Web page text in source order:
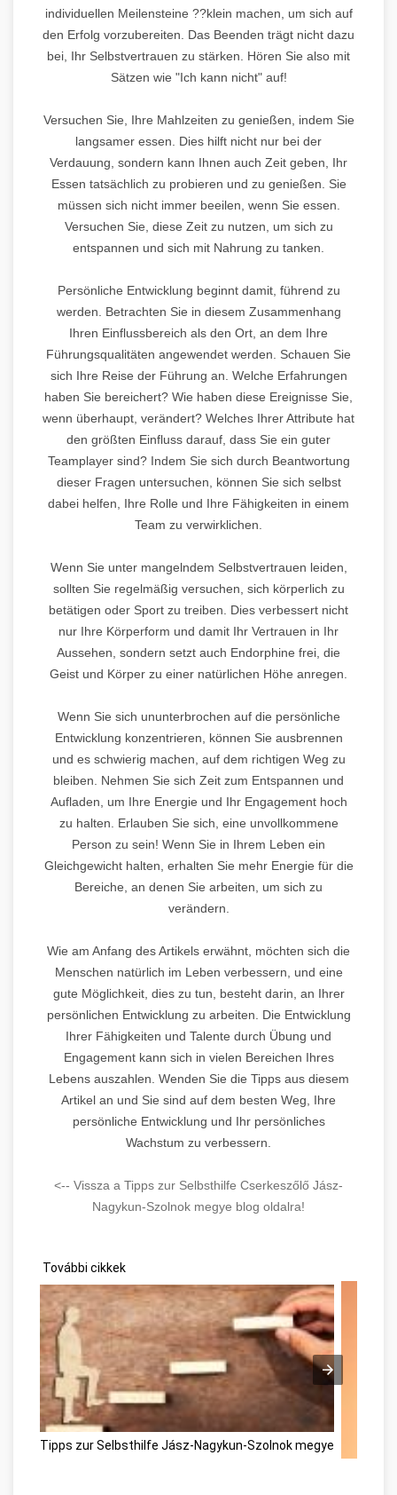
individuellen Meilensteine ??klein machen, um sich auf
den Erfolg vorzubereiten. Das Beenden trägt nicht dazu
bei, Ihr Selbstvertrauen zu stärken. Hören Sie also mit
Sätzen wie "Ich kann nicht" auf!
Versuchen Sie, Ihre Mahlzeiten zu genießen, indem Sie
langsamer essen. Dies hilft nicht nur bei der
Verdauung, sondern kann Ihnen auch Zeit geben, Ihr
Essen tatsächlich zu probieren und zu genießen. Sie
müssen sich nicht immer beeilen, wenn Sie essen.
Versuchen Sie, diese Zeit zu nutzen, um sich zu
entspannen und sich mit Nahrung zu tanken.
Persönliche Entwicklung beginnt damit, führend zu
werden. Betrachten Sie in diesem Zusammenhang
Ihren Einflussbereich als den Ort, an dem Ihre
Führungsqualitäten angewendet werden. Schauen Sie
sich Ihre Reise der Führung an. Welche Erfahrungen
haben Sie bereichert? Wie haben diese Ereignisse Sie,
wenn überhaupt, verändert? Welches Ihrer Attribute hat
den größten Einfluss darauf, dass Sie ein guter
Teamplayer sind? Indem Sie sich durch Beantwortung
dieser Fragen untersuchen, können Sie sich selbst
dabei helfen, Ihre Rolle und Ihre Fähigkeiten in einem
Team zu verwirklichen.
Wenn Sie unter mangelndem Selbstvertrauen leiden,
sollten Sie regelmäßig versuchen, sich körperlich zu
betätigen oder Sport zu treiben. Dies verbessert nicht
nur Ihre Körperform und damit Ihr Vertrauen in Ihr
Aussehen, sondern setzt auch Endorphine frei, die
Geist und Körper zu einer natürlichen Höhe anregen.
Wenn Sie sich ununterbrochen auf die persönliche
Entwicklung konzentrieren, können Sie ausbrennen
und es schwierig machen, auf dem richtigen Weg zu
bleiben. Nehmen Sie sich Zeit zum Entspannen und
Aufladen, um Ihre Energie und Ihr Engagement hoch
zu halten. Erlauben Sie sich, eine unvollkommene
Person zu sein! Wenn Sie in Ihrem Leben ein
Gleichgewicht halten, erhalten Sie mehr Energie für die
Bereiche, an denen Sie arbeiten, um sich zu
verändern.
Wie am Anfang des Artikels erwähnt, möchten sich die
Menschen natürlich im Leben verbessern, und eine
gute Möglichkeit, dies zu tun, besteht darin, an Ihrer
persönlichen Entwicklung zu arbeiten. Die Entwicklung
Ihrer Fähigkeiten und Talente durch Übung und
Engagement kann sich in vielen Bereichen Ihres
Lebens auszahlen. Wenden Sie die Tipps aus diesem
Artikel an und Sie sind auf dem besten Weg, Ihre
persönliche Entwicklung und Ihr persönliches
Wachstum zu verbessern.
<-- Vissza a Tipps zur Selbsthilfe Cserkeszőlő Jász-
Nagykun-Szolnok megye blog oldalra!
További cikkek
Tipps zur Selbsthilfe Jász-Nagykun-Szolnok megye